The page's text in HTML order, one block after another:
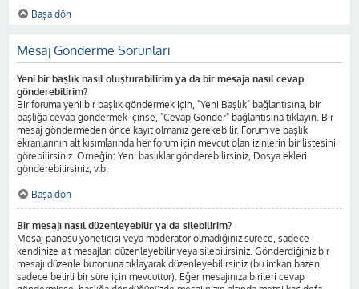
Başa dön
Mesaj Gönderme Sorunları
Yeni bir başlık nasıl oluşturabilirim ya da bir mesaja nasıl cevap
gönderebilirim?
Bir foruma yeni bir başlık göndermek için, "Yeni Başlık" bağlantısına, bir
başlığa cevap göndermek içinse, "Cevap Gönder" bağlantısına tıklayın. Bir
mesaj göndermeden önce kayıt olmanız gerekebilir. Forum ve başlık
ekranlarının alt kısımlarında her forum için mevcut olan izinlerin bir listesini
görebilirsiniz. Örneğin: Yeni başlıklar gönderebilirsiniz, Dosya ekleri
gönderebilirsiniz, v.b.
Başa dön
Bir mesajı nasıl düzenleyebilir ya da silebilirim?
Mesaj panosu yöneticisi veya moderatör olmadığınız sürece, sadece
kendinize ait mesajları düzenleyebilir veya silebilirsiniz. Gönderdiğiniz bir
mesajı düzenle butonuna tıklayarak düzenleyebilirsiniz (bu imkan bazen
sadece belirli bir süre için mevcuttur). Eğer mesajınıza birileri cevap